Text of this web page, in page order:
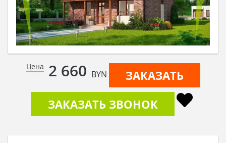
Цена 2 660 BYN
ЗАКАЗАТЬ
ЗАКАЗАТЬ ЗВОНОК